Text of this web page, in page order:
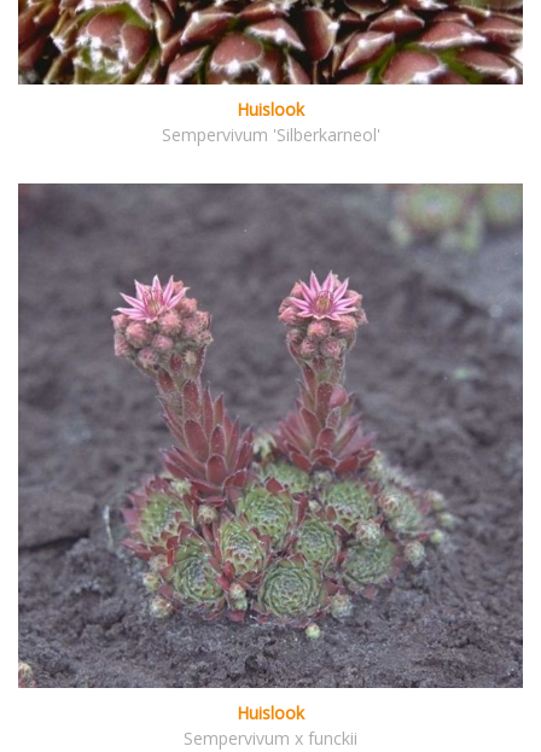
Huislook
Sempervivum 'Silberkarneol'
Huislook
Sempervivum x funckii